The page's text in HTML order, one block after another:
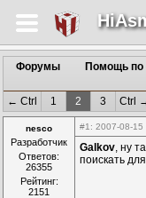
Форумы Помощь по
← Ctrl 1 2 3 Ctrl
nesco
Разработчик
Ответов:
26355
Рейтинг:
2151
#1 : 2007-08-15
Galkov, ну
поискать